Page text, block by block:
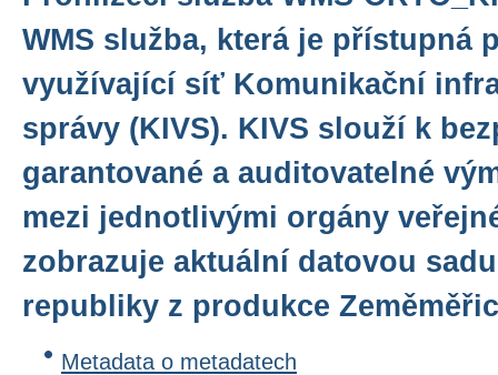
WMS služba, která je přístupná
využívající síť Komunikační
správy (KIVS). KIVS slouží k
garantované a auditovatelné
mezi jednotlivými orgány
zobrazuje aktuální datovou
republiky z produkce
Metadata o metadatech